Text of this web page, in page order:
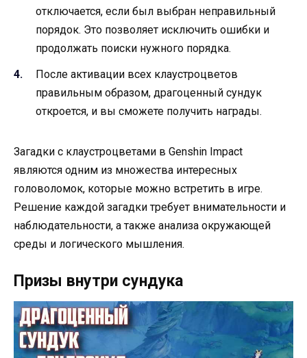
отключается, если был выбран неправильный
порядок. Это позволяет исключить ошибки и
продолжать поиски нужного порядка.
После активации всех клаустроцветов
правильным образом, драгоценный сундук
откроется, и вы сможете получить награды.
Загадки с клаустроцветами в Genshin Impact
являются одним из множества интересных
головоломок, которые можно встретить в игре.
Решение каждой загадки требует внимательности и
наблюдательности, а также анализа окружающей
среды и логического мышления.
Призы внутри сундука